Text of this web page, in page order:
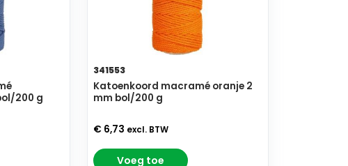
200 g
341553
Katoenkoord macramé oranje 2
mm bol/200 g
€ 6,73 excl. BTW
Voeg toe